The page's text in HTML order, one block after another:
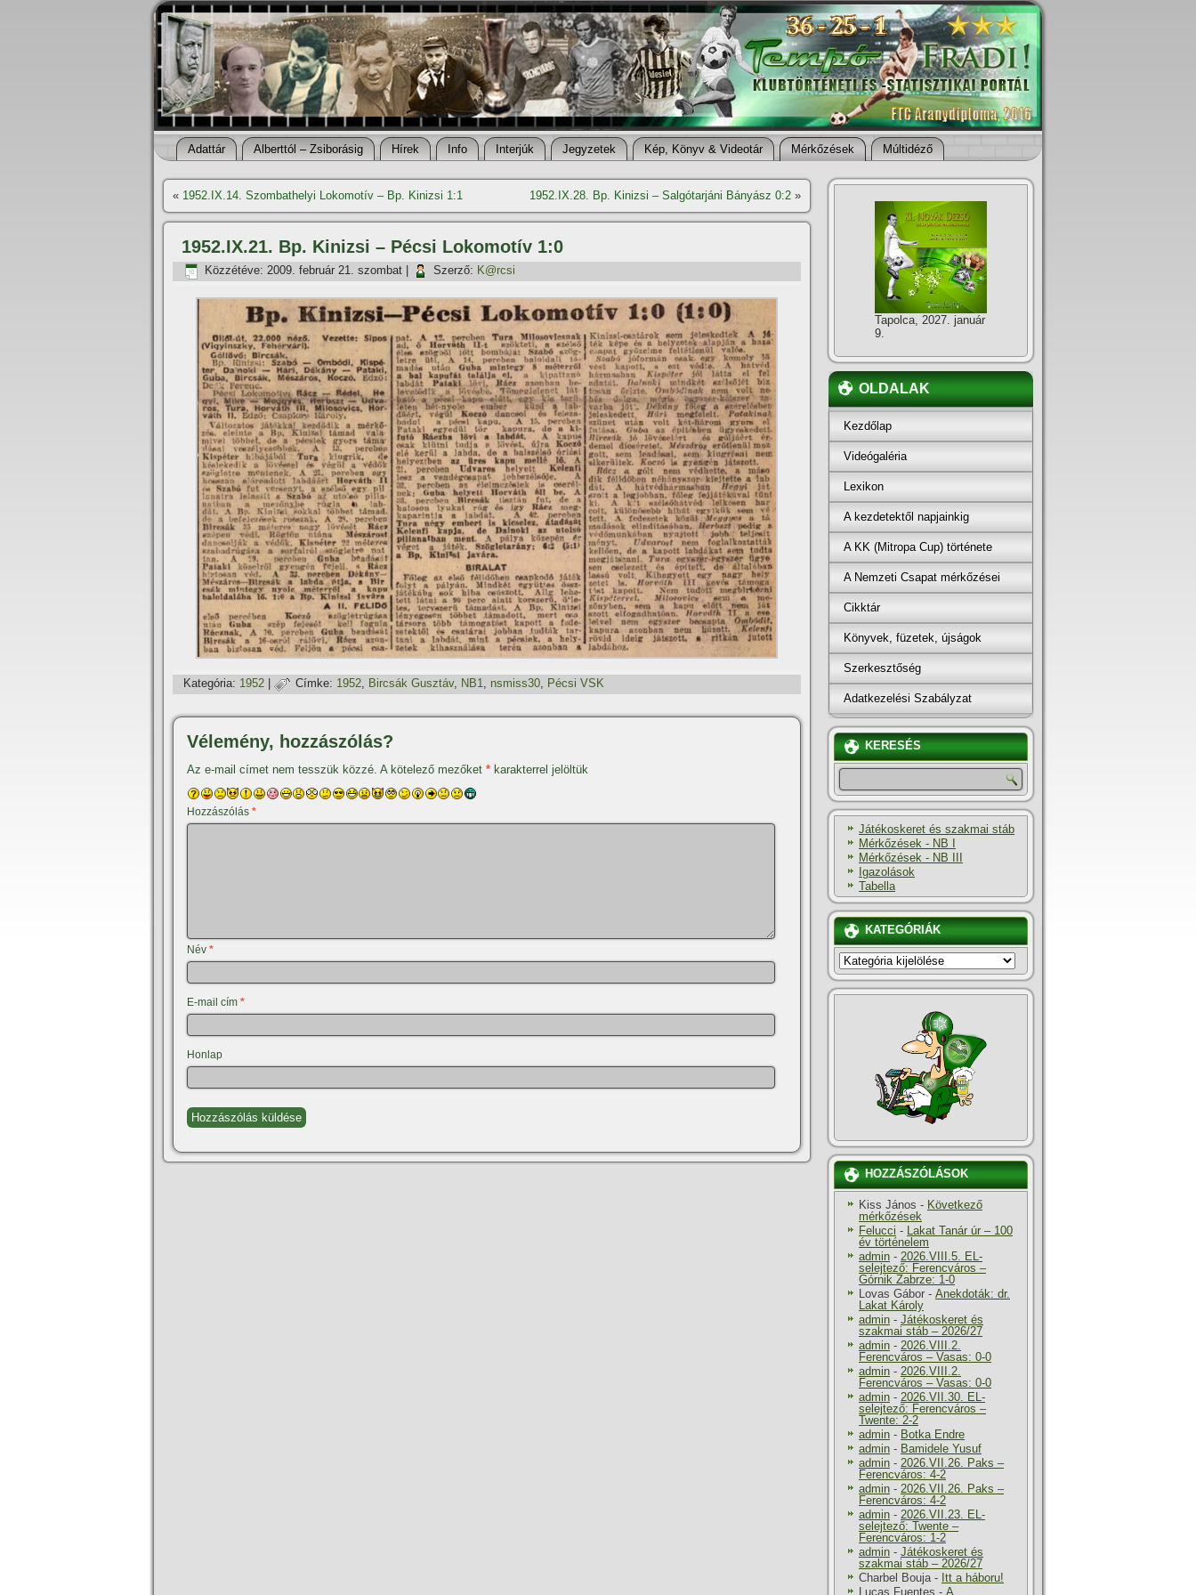
Adattár Alberttól – Zsiborásig Hí­rek Info Interjúk Jegyzetek Kép, Könyv & Videotár Mérkőzések Múltidéző
« 1952.IX.14. Szombathelyi Lokomotív – Bp. Kinizsi 1:1 1952.IX.28. Bp. Kinizsi – Salgótarjáni Bányász 0:2 »
1952.IX.21. Bp. Kinizsi – Pécsi Lokomotív 1:0
Közzétéve: 2009. február 21. szombat Szerző: K@rcsi
Kategória: 1952 Címke: 1952, Bircsák Gusztáv, NB1, nsmiss30, Pécsi VSK
Vélemény, hozzászólás?
Az e-mail címet nem tesszük közzé. A kötelező mezőket * karakterrel jelöltük
Hozzászólás *
Név *
E-mail cím *
Honlap
Tapolca, 2027. január
9.
OLDALAK
Kezdőlap
Videógaléria
Lexikon
A kezdetektől napjainkig
A KK (Mitropa Cup) története
A Nemzeti Csapat mérkőzései
Cikktár
Könyvek, füzetek, újságok
Szerkesztőség
Adatkezelési Szabályzat
KERESÉS
Játékoskeret és szakmai stáb
Mérkőzések - NB I
Mérkőzések - NB III
Igazolások
Tabella
KATEGÓRIÁK
KATEGÓRIÁK
HOZZÁSZÓLÁSOK
Kiss János - Következő
mérkőzések
Felucci - Lakat Tanár úr – 100
év történelem
admin - 2026.VIII.5. EL-
selejtező: Ferencváros –
Górnik Zabrze: 1-0
Lovas Gábor - Anekdoták: dr.
Lakat Károly
admin - Játékoskeret és
szakmai stáb – 2026/27
admin - 2026.VIII.2.
Ferencváros – Vasas: 0-0
admin - 2026.VIII.2.
Ferencváros – Vasas: 0-0
admin - 2026.VII.30. EL-
selejtező: Ferencváros –
Twente: 2-2
admin - Botka Endre
admin - Bamidele Yusuf
admin - 2026.VII.26. Paks –
Ferencváros: 4-2
admin - 2026.VII.26. Paks –
Ferencváros: 4-2
admin - 2026.VII.23. EL-
selejtező: Twente –
Ferencváros: 1-2
admin - Játékoskeret és
szakmai stáb – 2026/27
Charbel Bouja- Itt a háboru!
Lucas Fuentes - A